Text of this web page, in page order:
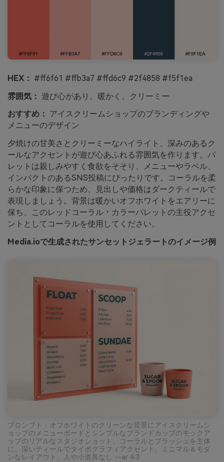
HEX： #ff6f61 #ffb3a7 #ffd6c9 #2f4858 #f5f1ea
雰囲気： 遊び心があり、暖かく、クリーミー
おすすめ： アイスクリームショップのブランディングや
メニューのデザイン
夕焼けの甘美さとクリーミーなハイライト、深みのあるク
ールなアクセントが遊び心あふれる雰囲気を作ります。パ
レットは親しみやすく食欲をそそり、メニューやラベル、
インパクトのあるSNS投稿にぴったりです。コーラルを柔
らかな印象に保つため、見出しや価格はダークティールで
表現しましょう。背景は暖かいオフホワイトをエアリーに
保ち、このレッドコーラル・カラーパレットの主役アクセ
ントとしてコーラルを使用してください。
Media.ioで生成されたサンセットジェラートのイメージ例
プロンプト：オフホワイトのクリーンな背景にアイスクリームシ
ョップのメニューボードとシンプルなブランドカップのモックア
ップのリアルなスタジオショット、コーラルとブラッシュを主体
に、深いティールでタイポグラフィアクセント、ミニマル＆モダ
ンなレイアウト、人や小道具なし --ar 4:3